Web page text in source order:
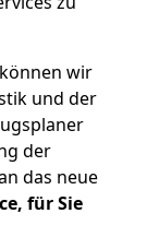
können wir
und der
der
das neue
für Sie